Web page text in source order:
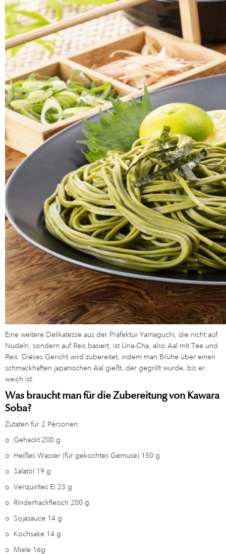
Eine weitere Delikatesse aus der Präfektur Yamaguchi, die nicht auf
Nudeln, sondern auf Reis basiert, ist Una-Cha, also Aal mit Tee und
Reis. Dieses Gericht wird zubereitet, indem man Brühe über einen
schmackhaften japanischen Aal gießt, der gegrillt wurde, bis er
weich ist.
Was braucht man für die Zubereitung von Kawara
Soba?
Zutaten für 2 Personen:
o Gehackt 200 g
o Heißes Wasser (für gekochtes Gemüse) 150 g
o Salatöl 19 g
o Verquirltes Ei 23 g
o Rinderhackfleisch 200 g
o Sojasauce 14 g
o Kochsake 14 g
o Miele 16g